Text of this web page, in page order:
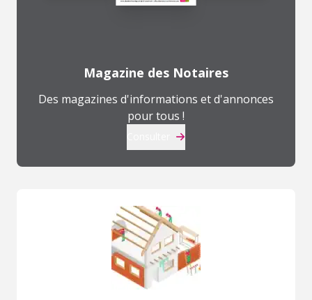
Magazine des Notaires
Des magazines d'informations et d'annonces
pour tous !